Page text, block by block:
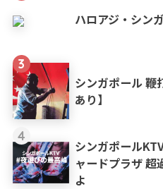
ハロアジ・シン
3
シンガポール 鞭
あり】
4
シンガポール
ャードプラザ 超
よ